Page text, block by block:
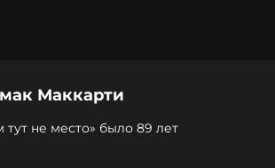
Маккарти
не место» было 89 лет